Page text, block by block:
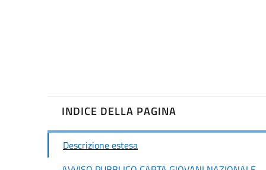
INDICE DELLA PAGINA
Descrizione estesa